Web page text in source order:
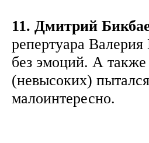
11. Дмитрий
репертуара
без эмоций. А
(невысоких)
малоинтересно.